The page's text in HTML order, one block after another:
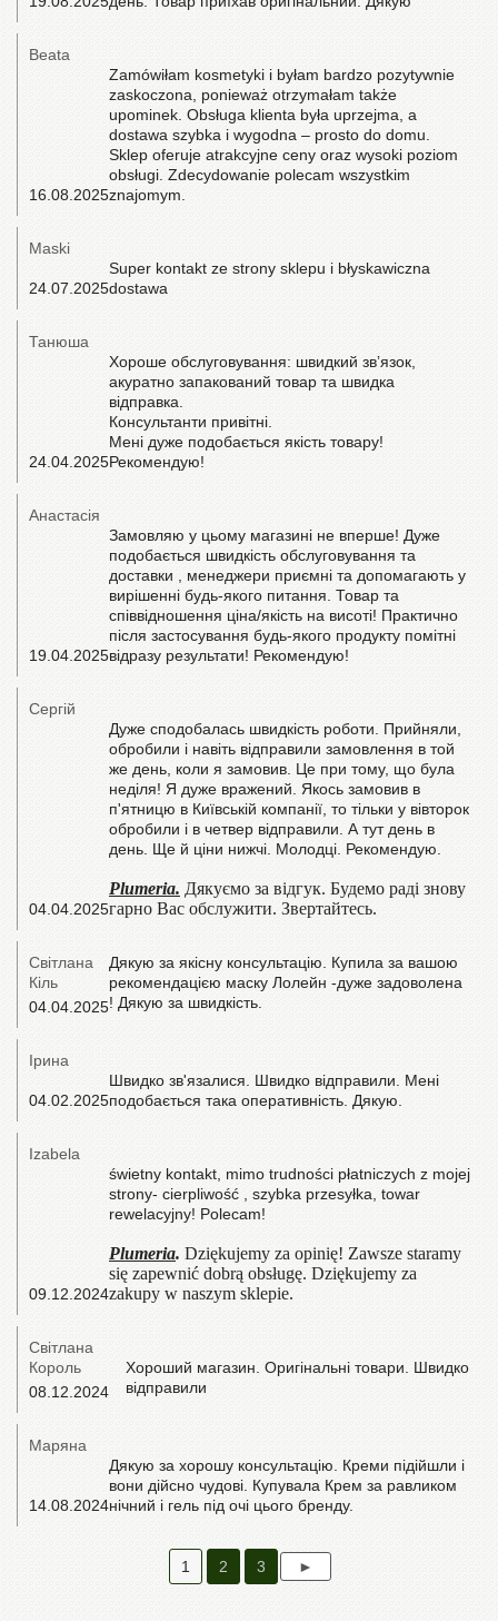
Beata
16.08.2025
Zamówiłam kosmetyki i byłam bardzo pozytywnie
zaskoczona, ponieważ otrzymałam także
upominek. Obsługa klienta była uprzejma, a
dostawa szybka i wygodna – prosto do domu.
Sklep oferuje atrakcyjne ceny oraz wysoki poziom
obsługi. Zdecydowanie polecam wszystkim
znajomym.
Maski
24.07.2025
Super kontakt ze strony sklepu i błyskawiczna
dostawa
Танюша
24.04.2025
Хороше обслуговування: швидкий звʼязок,
акуратно запакований товар та швидка
відправка.
Консультанти привітні.
Мені дуже подобається якість товару!
Рекомендую!
Анастасія
19.04.2025
Замовляю у цьому магазині не вперше! Дуже
подобається швидкість обслуговування та
доставки , менеджери приємні та допомагають у
вирішенні будь-якого питання. Товар та
співвідношення ціна/якість на висоті! Практично
після застосування будь-якого продукту помітні
відразу результати! Рекомендую!
Сергій
04.04.2025
Дуже сподобалась швидкість роботи. Прийняли,
обробили і навіть відправили замовлення в той
же день, коли я замовив. Це при тому, що була
неділя! Я дуже вражений. Якось замовив в
п'ятницю в Київській компанії, то тільки у вівторок
обробили і в четвер відправили. А тут день в
день. Ще й ціни нижчі. Молодці. Рекомендую.
Plumeria. Дякуємо за відгук. Будемо раді знову
гарно Вас обслужити. Звертайтесь.
Світлана
Кіль
04.04.2025
Дякую за якісну консультацію. Купила за вашою
рекомендацією маску Лолейн -дуже задоволена
! Дякую за швидкість.
Ірина
04.02.2025
Швидко зв'язалися. Швидко відправили. Мені
подобається така оперативність. Дякую.
Izabela
09.12.2024
świetny kontakt, mimo trudności płatniczych z mojej
strony- cierpliwość , szybka przesyłka, towar
rewelacyjny! Polecam!
Plumeria. Dziękujemy za opinię! Zawsze staramy
się zapewnić dobrą obsługę. Dziękujemy za
zakupy w naszym sklepie.
Світлана
Король
08.12.2024
Хороший магазин. Оригінальні товари. Швидко
відправили
Маряна
14.08.2024
Дякую за хорошу консультацію. Креми підійшли і
вони дійсно чудові. Купувала Крем за равликом
нічний і гель під очі цього бренду.
1 2 3